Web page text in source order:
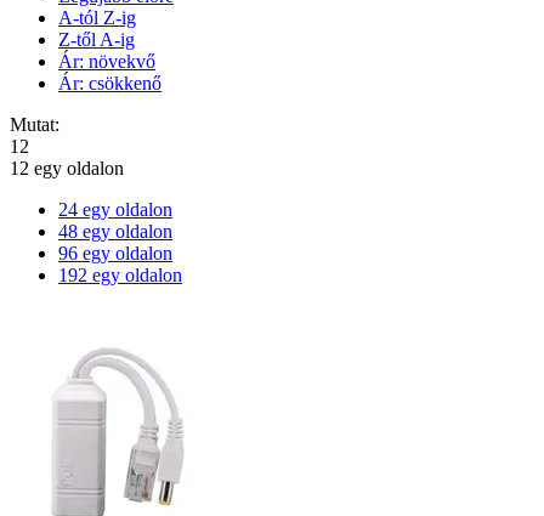
A-tól Z-ig
Z-től A-ig
Ár: növekvő
Ár: csökkenő
Mutat:
12
12 egy oldalon
24 egy oldalon
48 egy oldalon
96 egy oldalon
192 egy oldalon